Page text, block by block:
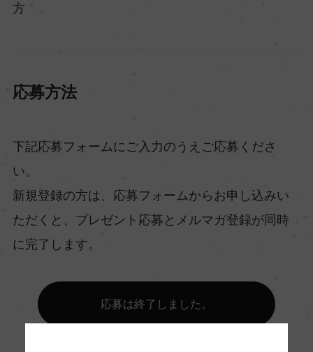
方
応募方法
下記応募フォームにご入力のうえご応募くださ
い。
新規登録の方は、応募フォームからお申し込みい
ただくと、プレゼント応募とメルマガ登録が同時
に完了します。
応募は終了しました。